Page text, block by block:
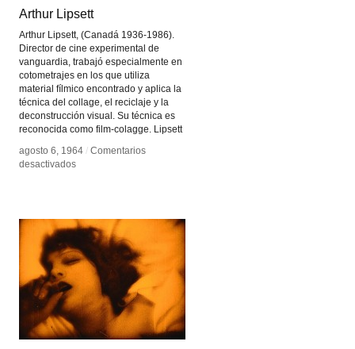
Arthur Lipsett
Arthur Lipsett, (Canadá 1936-1986).
Director de cine experimental de
vanguardia, trabajó especialmente en
cotometrajes en los que utiliza
material fílmico encontrado y aplica la
técnica del collage, el reciclaje y la
deconstrucción visual. Su técnica es
reconocida como film-colagge. Lipsett
agosto 6, 1964 / Comentarios
desactivadosen
Arthur Lipsett
agosto 6, 1964 / Comentarios
desactivadosen